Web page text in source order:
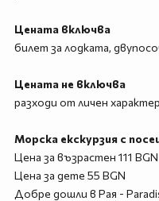
Цената включва
билет за лодката,
Цената не включва
разходи от личен
Морска екскурзия с
Цена за възрастен 111 BGN
Цена за дете 55 BGN
Добре дошли в Рая -